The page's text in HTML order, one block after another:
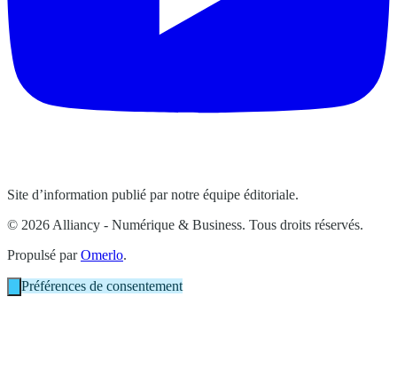
Site d’information publié par notre équipe éditoriale.
© 2026 Alliancy - Numérique & Business. Tous droits réservés.
Propulsé parOmerlo.
Préférences de consentement